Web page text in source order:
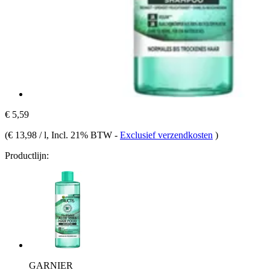
€ 5,59
(€ 13,98 / l, Incl. 21% BTW - Exclusief verzendkosten )
Productlijn:
GARNIER